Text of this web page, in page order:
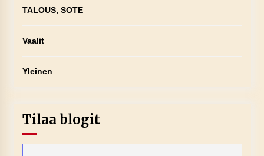
TALOUS, SOTE
Vaalit
Yleinen
Tilaa blogit